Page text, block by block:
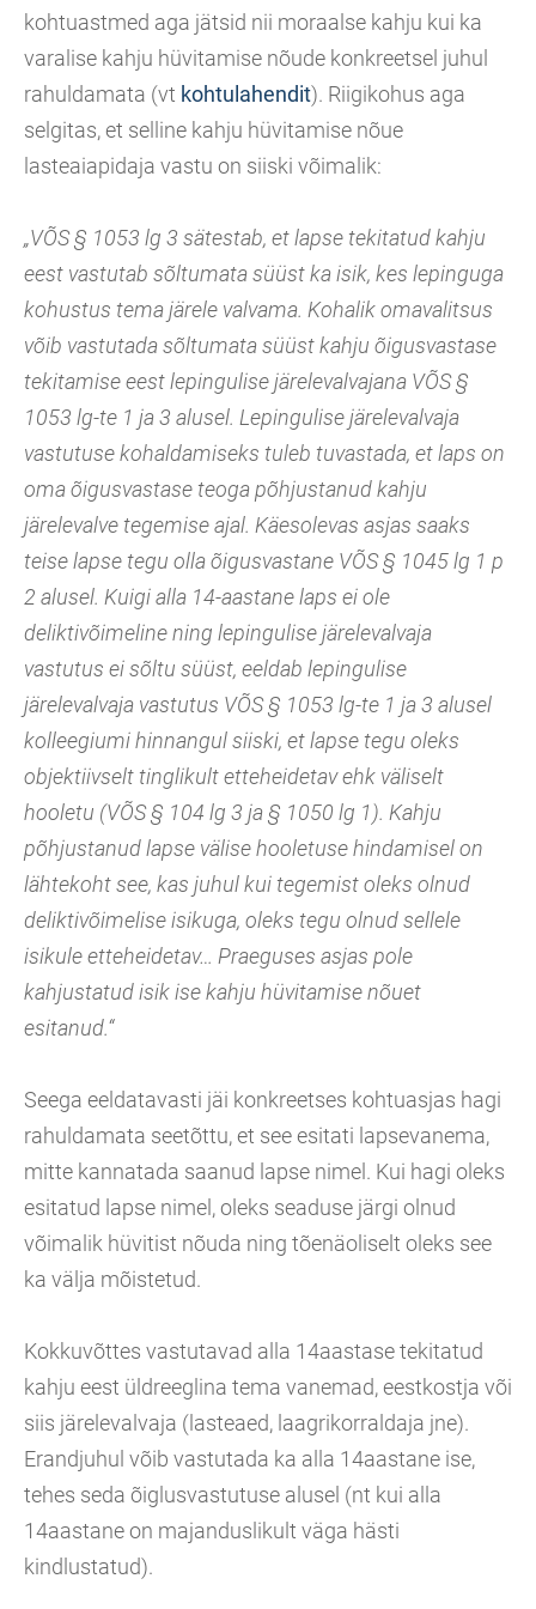
kohtuastmed aga jätsid nii moraalse kahju kui ka
varalise kahju hüvitamise nõude konkreetsel juhul
rahuldamata (vt kohtulahendit). Riigikohus aga
selgitas, et selline kahju hüvitamise nõue
lasteaiapidaja vastu on siiski võimalik:
„VÕS § 1053 lg 3 sätestab, et lapse tekitatud kahju
eest vastutab sõltumata süüst ka isik, kes lepinguga
kohustus tema järele valvama. Kohalik omavalitsus
võib vastutada sõltumata süüst kahju õigusvastase
tekitamise eest lepingulise järelevalvajana VÕS §
1053 lg-te 1 ja 3 alusel. Lepingulise järelevalvaja
vastutuse kohaldamiseks tuleb tuvastada, et laps on
oma õigusvastase teoga põhjustanud kahju
järelevalve tegemise ajal. Käesolevas asjas saaks
teise lapse tegu olla õigusvastane VÕS § 1045 lg 1 p
2 alusel. Kuigi alla 14-aastane laps ei ole
deliktivõimeline ning lepingulise järelevalvaja
vastutus ei sõltu süüst, eeldab lepingulise
järelevalvaja vastutus VÕS § 1053 lg-te 1 ja 3 alusel
kolleegiumi hinnangul siiski, et lapse tegu oleks
objektiivselt tinglikult etteheidetav ehk väliselt
hooletu (VÕS § 104 lg 3 ja § 1050 lg 1). Kahju
põhjustanud lapse välise hooletuse hindamisel on
lähtekoht see, kas juhul kui tegemist oleks olnud
deliktivõimelise isikuga, oleks tegu olnud sellele
isikule etteheidetav… Praeguses asjas pole
kahjustatud isik ise kahju hüvitamise nõuet
esitanud.“
Seega eeldatavasti jäi konkreetses kohtuasjas hagi
rahuldamata seetõttu, et see esitati lapsevanema,
mitte kannatada saanud lapse nimel. Kui hagi oleks
esitatud lapse nimel, oleks seaduse järgi olnud
võimalik hüvitist nõuda ning tõenäoliselt oleks see
ka välja mõistetud.
Kokkuvõttes vastutavad alla 14aastase tekitatud
kahju eest üldreeglina tema vanemad, eestkostja või
siis järelevalvaja (lasteaed, laagrikorraldaja jne).
Erandjuhul võib vastutada ka alla 14aastane ise,
tehes seda õiglusvastutuse alusel (nt kui alla
14aastane on majanduslikult väga hästi
kindlustatud).